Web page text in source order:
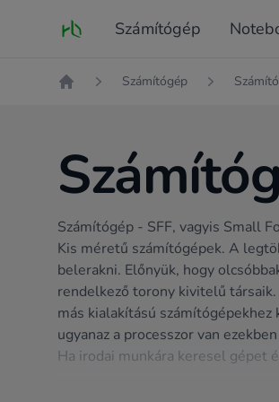
Fő oldal Számítógép
Számítógép
Számítógép - SFF, vagyis Small
Kis méretű számítógépek. A
belerakni. Előnyük, hogy
rendelkező torony kivitelű
más kialakítású
ugyanaz a processzor van
Ha irodai munkára keresel gépet